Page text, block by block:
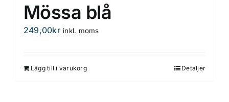
Mössa blå
249,00kr inkl. moms
Lägg till i varukorg Detaljer